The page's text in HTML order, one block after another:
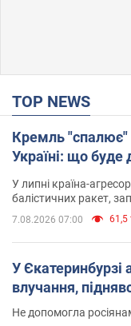
TOP NEWS
Кремль "спалює"
Україні: що буде
У липні країна-
балістичних ракет,
7.08.2026 07:00 61,5
У Єкатеринбурзі
влучання,
Не допомогла